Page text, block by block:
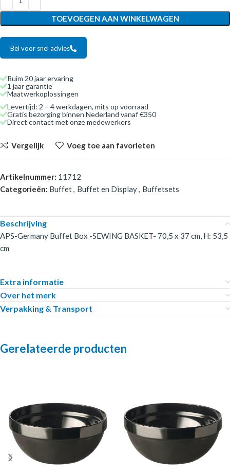
TOEVOEGEN AAN WINKELWAGEN
Bel voor snel advies
Ruim 20 jaar ervaring
1 jaar garantie
Maatwerkoplossingen
Levertijd: 2 – 4 werkdagen, mits op voorraad
Gratis bezorging binnen Nederland vanaf €350
Direct contact met onze medewerkers
Vergelijk Voeg toe aan favorieten
Artikelnummer: 11712
Categorieën: Buffet, Buffet en Display, Buffetsets
Beschrijving
APS-Germany Buffet Box -SEWING BASKET- 70,5 x 37 cm, H: 53,5
cm
Extra informatie
Over het merk
Verpakking & Transport
Gerelateerde producten